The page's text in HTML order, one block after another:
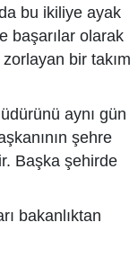
bu ikiliye ayak
başarılar olarak
bir takım
aynı gün
şehre
Başka şehirde
bakanlıktan